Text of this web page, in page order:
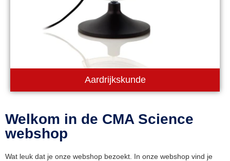
Aardrijkskunde
Welkom in de CMA Science
webshop
Wat leuk dat je onze webshop bezoekt. In onze webshop vind je